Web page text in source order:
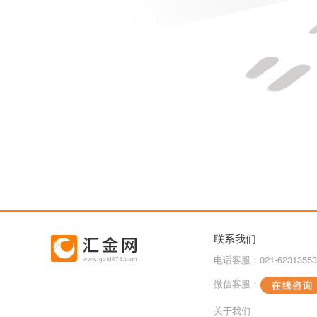
联系我们
电话客服：021-62313553
微信客服：
关于我们